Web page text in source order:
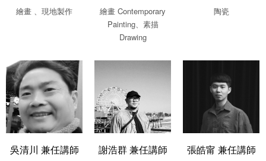
繪畫 、現地製作
繪畫 Contemporary
Painting、素描
Drawing
陶瓷
吳清川 兼任講師 謝浩群 兼任講師 張皓甯 兼任講師